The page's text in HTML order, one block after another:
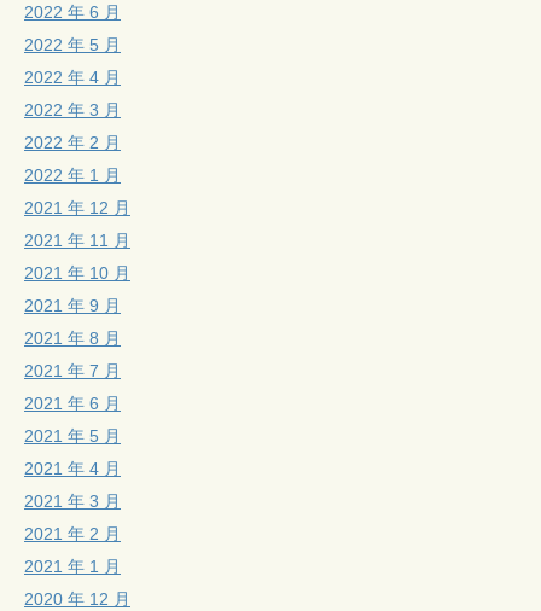
2022 年 6 月
2022 年 5 月
2022 年 4 月
2022 年 3 月
2022 年 2 月
2022 年 1 月
2021 年 12 月
2021 年 11 月
2021 年 10 月
2021 年 9 月
2021 年 8 月
2021 年 7 月
2021 年 6 月
2021 年 5 月
2021 年 4 月
2021 年 3 月
2021 年 2 月
2021 年 1 月
2020 年 12 月